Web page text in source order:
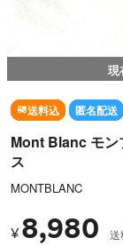
現
送料込 匿名配送
Mont Blanc モ
ス
MONTBLANC
¥ 8,980 送